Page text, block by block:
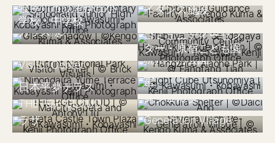
寝屋川市立望が丘小
学校・中学校
イダンス施設
日本 1996
ガラス/影
日本 2024
渋谷区SCC千駄ヶ谷
コミュニティーセン
ター・原宿こども園
アルバニア 2023
Visitor Center
中国 2023
杭州小河公園
日本 2018
日本平夢テラス
日本 2022
ライトキューブ宇都
宮
インドネシア 2025
THE RGE CLOUD
日本 2005
宝積寺駅舎前グリー
ンシェルター
日本 2020
竹田市城下町交流プ
ラザ
ポルトガル 2025
Silveira Tech Re-
Generation Village